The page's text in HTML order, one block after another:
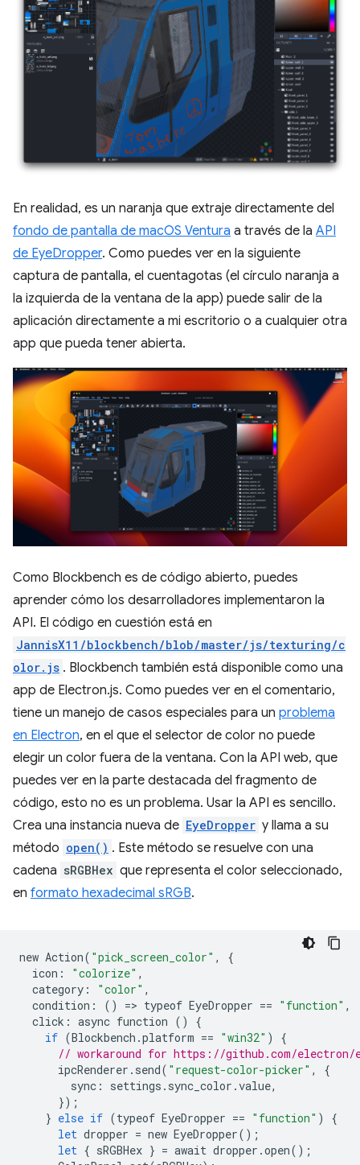
En realidad, es un naranja que extraje directamente del
fondo de pantalla de macOS Ventura a través de la API
de EyeDropper. Como puedes ver en la siguiente
captura de pantalla, el cuentagotas (el círculo naranja a
la izquierda de la ventana de la app) puede salir de la
aplicación directamente a mi escritorio o a cualquier otra
app que pueda tener abierta.
Como Blockbench es de código abierto, puedes
aprender cómo los desarrolladores implementaron la
API. El código en cuestión está en
JannisX11/blockbench/blob/master/js/texturing/c
olor.js . Blockbench también está disponible como una
app de Electron.js. Como puedes ver en el comentario,
tiene un manejo de casos especiales para un problema
en Electron, en el que el selector de color no puede
elegir un color fuera de la ventana. Con la API web, que
puedes ver en la parte destacada del fragmento de
código, esto no es un problema. Usar la API es sencillo.
Crea una instancia nueva de EyeDropper y llama a su
método open() . Este método se resuelve con una
cadena sRGBHex que representa el color seleccionado,
en formato hexadecimal sRGB.
new Action( "pick_screen_color" ,
{
icon : "colorize" ,
category : "color" ,
condition : () => typeof EyeDropper == "function" ,
click : async function ()
{
if (Blockbench .platform == "win32" )
{
// workaround for https://github.com/electron/
ipcRenderer . send( "request-color-picker" ,
{
sync : settings . sync_color .value,
});
} else if (typeof EyeDropper == "function" )
{
let dropper = new EyeDropper();
let { sRGBHex } = await dropper .open();